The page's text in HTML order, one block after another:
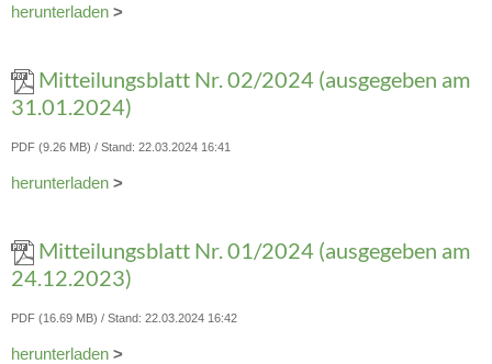
herunterladen >
Mitteilungsblatt Nr. 02/2024 (ausgegeben am
31.01.2024)
PDF (9.26 MB) Stand: 22.03.2024 16:41
herunterladen >
Mitteilungsblatt Nr. 01/2024 (ausgegeben am
24.12.2023)
PDF (16.69 MB) Stand: 22.03.2024 16:42
herunterladen >